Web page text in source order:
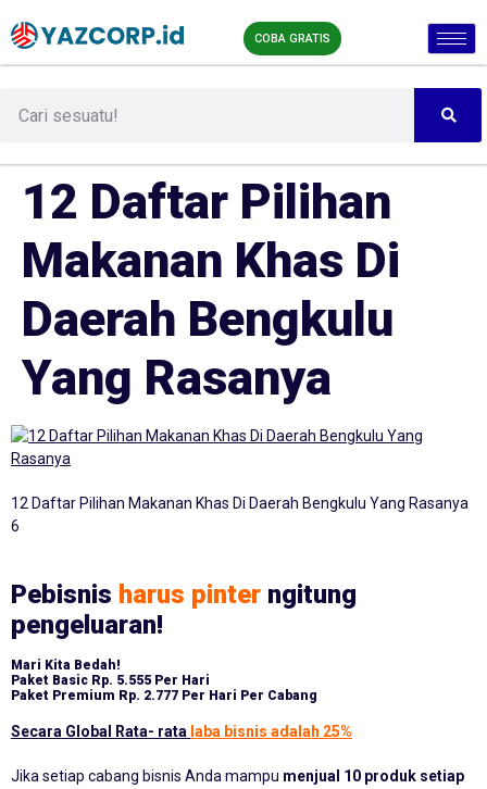
COBA GRATIS
12 Daftar Pilihan
Makanan Khas Di
Daerah Bengkulu
Yang Rasanya
12 Daftar Pilihan Makanan Khas Di Daerah Bengkulu Yang Rasanya
6
Pebisnis harus pinter ngitung
pengeluaran!
Mari Kita Bedah!
Paket Basic Rp. 5.555 Per Hari
Paket Premium Rp. 2.777 Per Hari Per Cabang
Secara Global Rata- rata laba bisnis adalah 25%
Jika setiap cabang bisnis Anda mampu menjual 10 produk setiap